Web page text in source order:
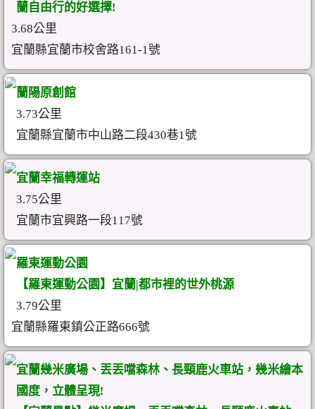
蘭自由行的好選擇!
3.68公里
宜蘭縣宜蘭市校舍路161-1號
蘭陽原創館
3.73公里
宜蘭縣宜蘭市中山路二段430巷1號
宜蘭幸福轉運站
3.75公里
宜蘭市宜興路一段117號
羅東運動公園
【羅東運動公園】宜蘭|都市裡的世外桃源
3.79公里
宜蘭縣羅東鎮公正路666號
宜蘭幾米廣場、丟丟噹森林、長頸鹿火車站，幾米繪本
國度，立體呈現!